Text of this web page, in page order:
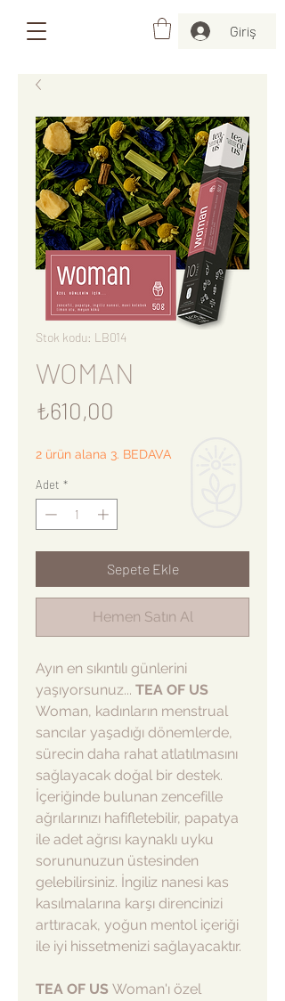
Giriş
Stok kodu: LB014
WOMAN
₺610,00
2 ürün alana 3. BEDAVA
Adet *
Sepete Ekle
Hemen Satın Al
Ayın en sıkıntılı günlerini
yaşıyorsunuz... TEA OF US
Woman, kadınların menstrual
sancılar yaşadığı dönemlerde,
sürecin daha rahat atlatılmasını
sağlayacak doğal bir destek.
İçeriğinde bulunan zencefille
ağrılarınızı hafifletebilir, papatya
ile adet ağrısı kaynaklı uyku
sorununuzun üstesinden
gelebilirsiniz. İngiliz nanesi kas
kasılmalarına karşı direncinizi
arttıracak, yoğun mentol içeriği
ile iyi hissetmenizi sağlayacaktır.
TEA OF US Woman'ı özel